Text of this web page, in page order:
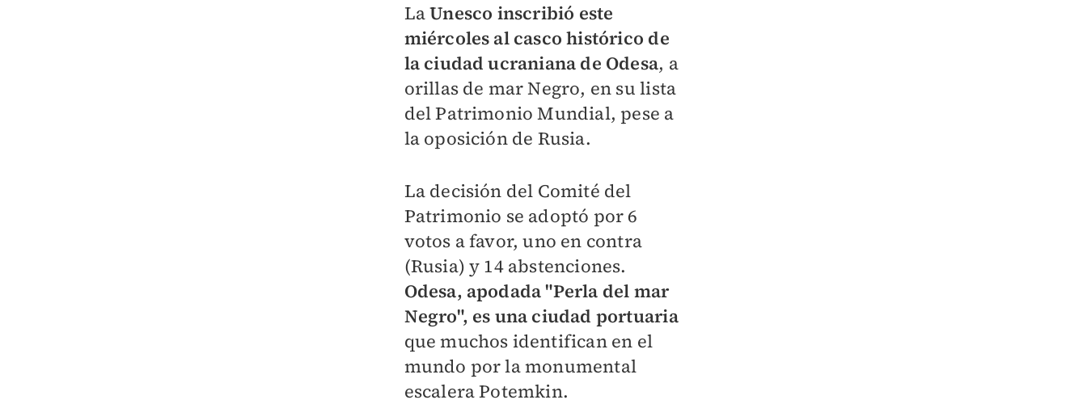
LaUnesco inscribió este
miércoles al casco histórico de
la ciudad ucraniana de Odesa, a
orillas de mar Negro, en su lista
del Patrimonio Mundial, pese a
la oposición de Rusia.
La decisión del Comité del
Patrimonio se adoptó por 6
votos a favor, uno en contra
(Rusia) y 14 abstenciones.
Odesa, apodada "Perla del mar
Negro", es una ciudad portuaria
que muchos identifican en el
mundo por la monumental
escalera Potemkin.